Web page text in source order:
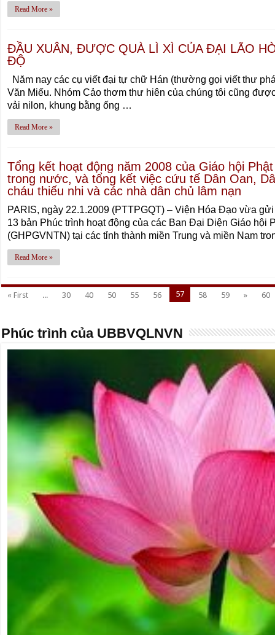
Read More »
ĐẦU XUÂN, ĐƯỢC QUÀ LÌ XÌ CỦA ĐẠI LÃO
ĐỘ
Năm nay các cụ viết đại tự chữ Hán (thường gọi viết thư
Văn Miếu. Nhóm Cảo thơm thư hiên của chúng tôi cũng
vải nilon, khung bằng ống …
Read More »
Tổng kết hoạt động năm 2008 của Giáo hội
trong nước, và tổng kết việc cứu tế Dân Oan,
cháu thiếu nhi và các nhà dân chủ lâm nạn
PARIS, ngày 22.1.2009 (PTTPGQT) – Viện Hóa Đạo vừa
13 bản Phúc trình hoạt động của các Ban Đại Diện Giáo hội
(GHPGVNTN) tại các tỉnh thành miền Trung và miền Nam
Read More »
« First ... 30 40 50 55 56 57 58 59 » 60
Phúc trình của UBBVQLNVN